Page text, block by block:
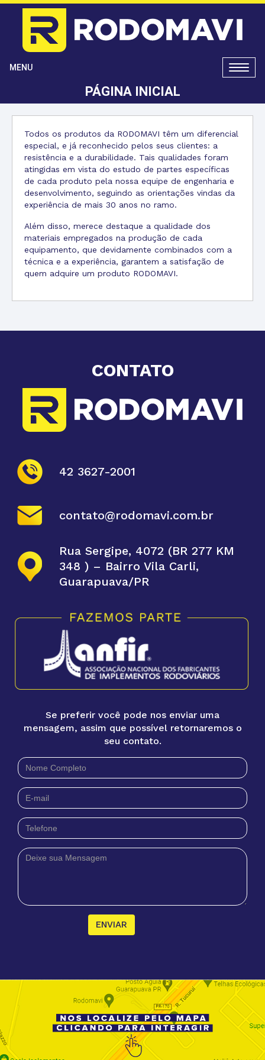
Toggle
MENU
PÁGINA INICIAL
Todos os produtos da RODOMAVI têm um diferencial
especial, e já reconhecido pelos seus clientes: a
resistência e a durabilidade. Tais qualidades foram
atingidas em vista do estudo de partes específicas
de cada produto pela nossa equipe de engenharia e
desenvolvimento, seguindo as orientações vindas da
experiência de mais 30 anos no ramo.
Além disso, merece destaque a qualidade dos
materiais empregados na produção de cada
equipamento, que devidamente combinados com a
técnica e a experiência, garantem a satisfação de
quem adquire um produto RODOMAVI.
CONTATO
42 3627-2001
contato@rodomavi.com.br
Rua Sergipe, 4072 (BR 277 KM
348 ) – Bairro Vila Carli,
Guarapuava/PR
Se preferir você pode nos enviar uma
mensagem, assim que possível retornaremos o
seu contato.